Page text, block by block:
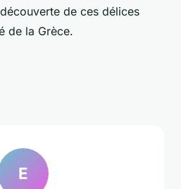
de ces délices
de la Grèce.
E